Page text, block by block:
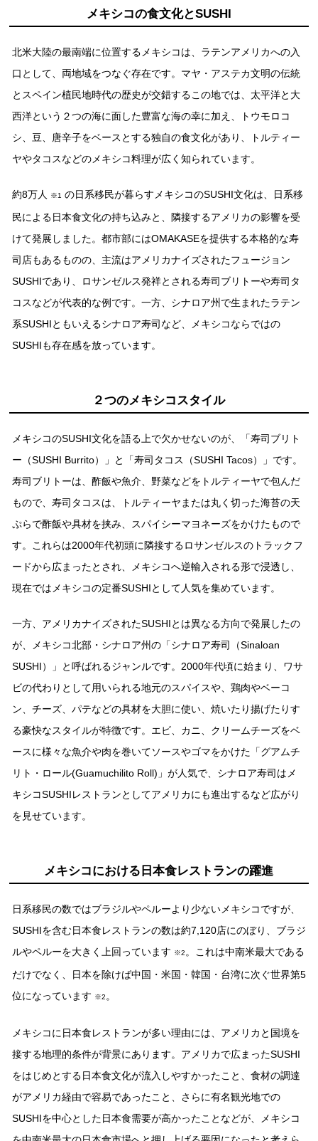
メキシコの⾷⽂化とSUSHI
北⽶⼤陸の最南端に位置するメキシコは、ラテンアメリカへの⼊
⼝として、両地域をつなぐ存在です。マヤ・アステカ⽂明の伝統
とスペイン植⺠地時代の歴史が交錯するこの地では、太平洋と⼤
⻄洋という２つの海に⾯した豊富な海の幸に加え、トウモロコ
シ、⾖、唐⾟⼦をベースとする独⾃の⾷⽂化があり、トルティー
ヤやタコスなどのメキシコ料理が広く知られています。
約8万⼈ ※1 の⽇系移⺠が暮らすメキシコのSUSHI⽂化は、⽇系移
⺠による⽇本⾷⽂化の持ち込みと、隣接するアメリカの影響を受
けて発展しました。都市部にはOMAKASEを提供する本格的な寿
司店もあるものの、主流はアメリカナイズされたフュージョン
SUSHIであり、ロサンゼルス発祥とされる寿司ブリトーや寿司タ
コスなどが代表的な例です。⼀⽅、シナロア州で⽣まれたラテン
系SUSHIともいえるシナロア寿司など、メキシコならではの
SUSHIも存在感を放っています。
２つのメキシコスタイル
メキシコのSUSHI⽂化を語る上で⽋かせないのが、「寿司ブリト
ー（SUSHI Burrito）」と「寿司タコス（SUSHI Tacos）」です。
寿司ブリトーは、酢飯や⿂介、野菜などをトルティーヤで包んだ
もので、寿司タコスは、トルティーヤまたは丸く切った海苔の天
ぷらで酢飯や具材を挟み、スパイシーマヨネーズをかけたもので
す。これらは2000年代初頭に隣接するロサンゼルスのトラックフ
ードから広まったとされ、メキシコへ逆輸⼊される形で浸透し、
現在ではメキシコの定番SUSHIとして⼈気を集めています。
⼀⽅、アメリカナイズされたSUSHIとは異なる⽅向で発展したの
が、メキシコ北部・シナロア州の「シナロア寿司（Sinaloan
SUSHI）」と呼ばれるジャンルです。2000年代頃に始まり、ワサ
ビの代わりとして⽤いられる地元のスパイスや、鶏⾁やベーコ
ン、チーズ、パテなどの具材を⼤胆に使い、焼いたり揚げたりす
る豪快なスタイルが特徴です。エビ、カニ、クリームチーズをベ
ースに様々な⿂介や⾁を巻いてソースやゴマをかけた「グアムチ
リト・ロール(Guamuchilito Roll)」が⼈気で、シナロア寿司はメ
キシコSUSHIレストランとしてアメリカにも進出するなど広がり
を⾒せています。
メキシコにおける⽇本⾷レストランの躍進
⽇系移⺠の数ではブラジルやペルーより少ないメキシコですが、
SUSHIを含む⽇本⾷レストランの数は約7,120店にのぼり、ブラジ
ルやペルーを⼤きく上回っています ※2 。これは中南⽶最⼤である
だけでなく、⽇本を除けば中国・⽶国・韓国・台湾に次ぐ世界第5
位になっています ※2 。
メキシコに⽇本⾷レストランが多い理由には、アメリカと国境を
接する地理的条件が背景にあります。アメリカで広まったSUSHI
をはじめとする⽇本⾷⽂化が流⼊しやすかったこと、⾷材の調達
がアメリカ経由で容易であったこと、さらに有名観光地での
SUSHIを中⼼とした⽇本⾷需要が⾼かったことなどが、メキシコ